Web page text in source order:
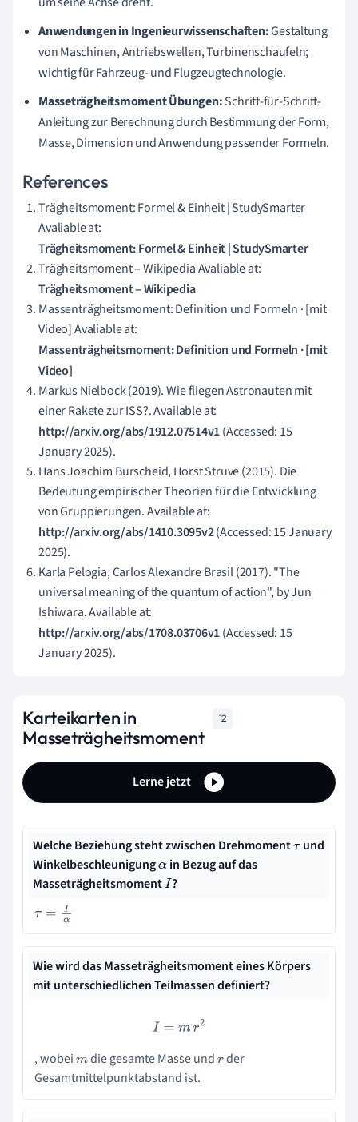
Anwendungen in Ingenieurwissenschaften:Gestaltung
von Maschinen, Antriebswellen, Turbinenschaufeln;
wichtig für Fahrzeug- und Flugzeugtechnologie.
Masseträgheitsmoment Übungen:Schritt-für-Schritt-
Anleitung zur Berechnung durch Bestimmung der Form,
Masse, Dimension und Anwendung passender Formeln.
References
Trägheitsmoment: Formel & Einheit | StudySmarter
Avaliable at:
Trägheitsmoment: Formel & Einheit | StudySmarter
Trägheitsmoment – Wikipedia Avaliable at:
Trägheitsmoment – Wikipedia
Massenträgheitsmoment: Definition und Formeln · [mit
Video] Avaliable at:
Massenträgheitsmoment: Definition und Formeln · [mit
Video]
Markus Nielbock (2019). Wie fliegen Astronauten mit
einer Rakete zur ISS?. Available at:
http://arxiv.org/abs/1912.07514v1(Accessed: 15
January 2025).
Hans Joachim Burscheid, Horst Struve (2015). Die
Bedeutung empirischer Theorien für die Entwicklung
von Gruppierungen. Available at:
http://arxiv.org/abs/1410.3095v2(Accessed: 15 January
2025).
Karla Pelogia, Carlos Alexandre Brasil (2017). "The
universal meaning of the quantum of action", by Jun
Ishiwara. Available at:
http://arxiv.org/abs/1708.03706v1(Accessed: 15
January 2025).
Karteikarten in
Masseträgheitsmoment
12
Lerne jetzt
Welche Beziehung steht zwischen Drehmomentτ und
Winkelbeschleunigungα in Bezug auf das
MasseträgheitsmomentI?
τ= Iα
Wie wird das Masseträgheitsmoment eines Körpers
mit unterschiedlichen Teilmassen definiert?
I=mr2
, wobeim die gesamte Masse undr der
Gesamtmittelpunktabstand ist.